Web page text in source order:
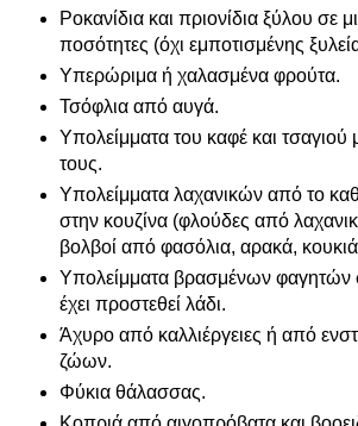
Ροκανίδια και πριονίδια ξύλου σε
ποσότητες (όχι εμποτισμένης
Υπερώριμα ή χαλασμένα φρούτα.
Τσόφλια από αυγά.
Υπολείμματα του καφέ και τσαγιού
τους.
Υπολείμματα λαχανικών από το
στην κουζίνα (φλούδες από
βολβοί από φασόλια, αρακά,
Υπολείμματα βρασμένων φαγητών
έχει προστεθεί λάδι.
Άχυρο από καλλιέργειες ή από
ζώων.
Φύκια θάλασσας.